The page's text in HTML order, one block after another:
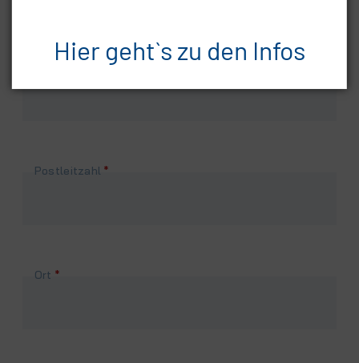
Pflichtfeld
Postleitzahl *
Pflichtfeld
Ort *
Hier geht`s zu den Infos